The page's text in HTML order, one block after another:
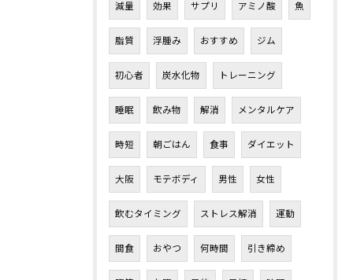
減量 効果 サプリ アミノ酸 魚
脂質 浮腫み おすすめ ジム
初心者 炭水化物 トレーニング
睡眠 飲み物 解消 メンタルケア
時短 朝ごはん 食事 ダイエット
大阪 モテボディ 男性 女性
飲むタイミング ストレス解消 運動
間食 おやつ 何時間 引き締め